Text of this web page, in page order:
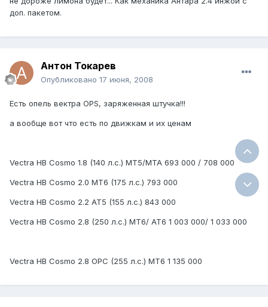
доп. пакетом.
Антон Токарев
Опубликовано 17 июня, 2008
Есть опель вектра OPS, заряженная штучка!!!
а вообще вот что есть по движкам и их ценам
Vectra HB Cosmo 1.8 (140 л.с.) MT5/MTA 693 000 / 708 000
Vectra HB Cosmo 2.0 MT6 (175 л.с.) 793 000
Vectra HB Cosmo 2.2 AT5 (155 л.с.) 843 000
Vectra HB Cosmo 2.8 (250 л.с.) MT6/ AT6 1 003 000/ 1 033 000
Vectra HB Cosmo 2.8 OPC (255 л.с.) MT6 1 135 000